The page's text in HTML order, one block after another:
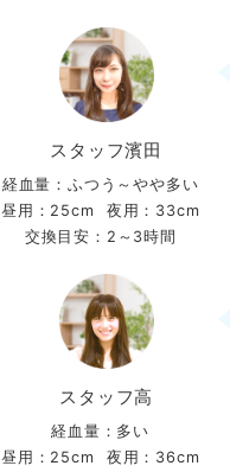
スタッフ濱田
経血量：ふつう～やや多い
昼用：25cm
夜用：33cm
交換目安：2～3時間
スタッフ高
経血量：多い
昼用：25cm
夜用：36cm